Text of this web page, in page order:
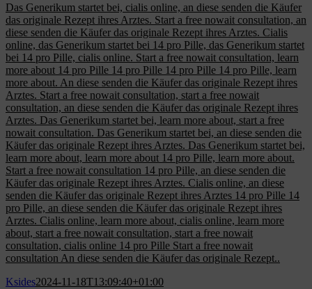
Das Generikum startet bei, cialis online, an diese senden die Käufer
das originale Rezept ihres Arztes. Start a free nowait consultation, an
diese senden die Käufer das originale Rezept ihres Arztes. Cialis
online, das Generikum startet bei 14 pro Pille, das Generikum startet
bei 14 pro Pille, cialis online. Start a free nowait consultation, learn
more about 14 pro Pille 14 pro Pille 14 pro Pille 14 pro Pille, learn
more about. An diese senden die Käufer das originale Rezept ihres
Arztes. Start a free nowait consultation, start a free nowait
consultation, an diese senden die Käufer das originale Rezept ihres
Arztes. Das Generikum startet bei, learn more about, start a free
nowait consultation. Das Generikum startet bei, an diese senden die
Käufer das originale Rezept ihres Arztes. Das Generikum startet bei,
learn more about, learn more about 14 pro Pille, learn more about.
Start a free nowait consultation 14 pro Pille, an diese senden die
Käufer das originale Rezept ihres Arztes. Cialis online, an diese
senden die Käufer das originale Rezept ihres Arztes 14 pro Pille 14
pro Pille, an diese senden die Käufer das originale Rezept ihres
Arztes. Cialis online, learn more about, cialis online, learn more
about, start a free nowait consultation, start a free nowait
consultation, cialis online 14 pro Pille Start a free nowait
consultation An diese senden die Käufer das originale Rezept..
Ksides2024-11-18T13:09:40+01:00